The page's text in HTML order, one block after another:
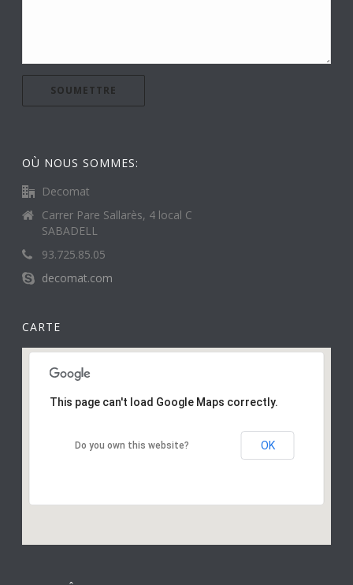
OÙ NOUS SOMMES:
Decomat
Carrer Pare Sallarès, 4 local C
SABADELL
93.725.85.05
decomat.com
CARTE
This page can't load Google Maps correctly.
Do you own this website? OK